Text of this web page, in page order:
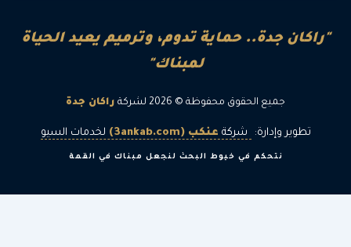
"راكان جدة.. حماية تدوم، وترميم يعيد الحياة
لمبناك"
جميع الحقوق محفوظة © 2026 لشركة راكان جدة
تطوير وإدارة: شركة عنكب (3ankab.com) لخدمات السيو
نتحكم في خيوط البحث لنجعل مبناك في القمة